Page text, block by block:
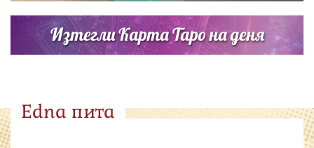
Изтегли Карта Таро на деня
Edna пита